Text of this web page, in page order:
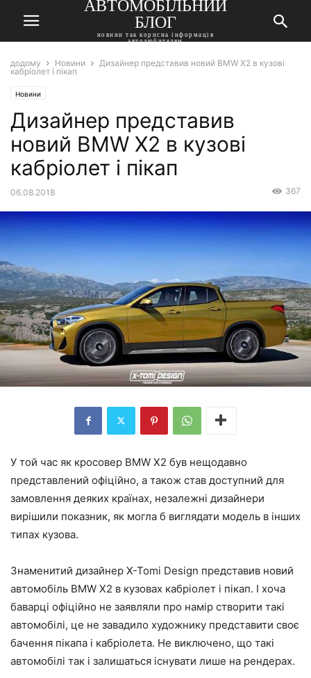
АВТОМОБІЛЬНИЙ
БЛОГ
новини так корисна інформація
автолюбителям
додому Новини
Дизайнер представив новий BMW X2 в кузові
кабріолет і пікап
Новини
Дизайнер представив
новий BMW X2 в кузові
кабріолет і пікап
06.08.2018 367
У той час як кросовер BMW X2 був нещодавно
представлений офіційно, а також став доступний для
замовлення деяких країнах, незалежні дизайнери
вирішили показник, як могла б виглядати модель в інших
типах кузова.
Знаменитий дизайнер X-Tomi Design представив новий
автомобіль BMW X2 в кузовах кабріолет і пікап. І хоча
баварці офіційно не заявляли про намір створити такі
автомобілі, це не завадило художнику представити своє
бачення пікапа і кабріолета. Не виключено, що такі
автомобілі так і залишаться існувати лише на рендерах.